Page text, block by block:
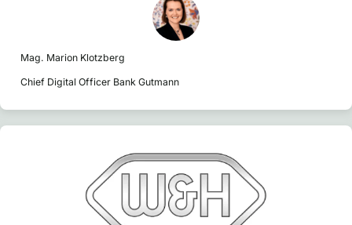
Mag. Marion Klotzberg
Chief Digital Officer Bank Gutmann